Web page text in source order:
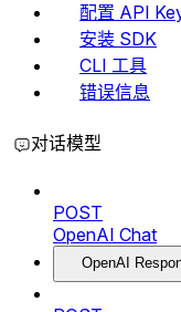
配置 API
安装 SDK
CLI 工具
错误信息
对话模型
POST
OpenAI Chat
OpenAI